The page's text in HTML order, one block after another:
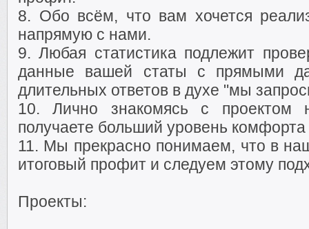
8. Обо всём, что вам хочется
напрямую с нами.
9. Любая статистика подлежит
данные вашей статы с прямыми
длительных ответов в духе "мы
10. Лично знакомясь с
получаете больший уровень
11. Мы прекрасно понимаем, что в
итоговый профит и следуем этому
Проекты: